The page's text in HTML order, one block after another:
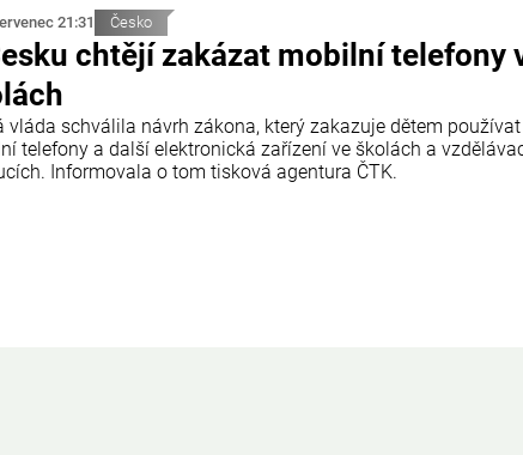
21:31 Česko
chtějí zakázat mobilní telefony
vláda schválila návrh zákona, který zakazuje dětem používat
telefony a další elektronická zařízení ve školách a
Informovala o tom tisková agentura ČTK.